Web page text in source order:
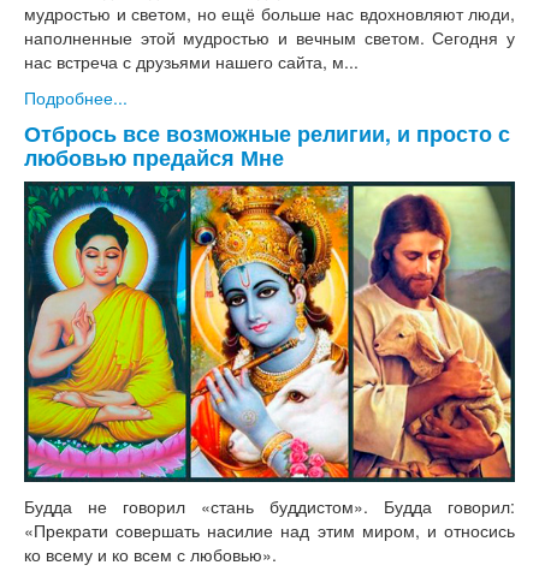
мудростью и светом, но ещё больше нас вдохновляют люди,
наполненные этой мудростью и вечным светом. Сегодня у
нас встреча с друзьями нашего сайта, м...
Подробнее...
Отбрось все возможные религии, и просто с
любовью предайся Мне
Будда не говорил «стань буддистом». Будда говорил:
«Прекрати совершать насилие над этим миром, и относись
ко всему и ко всем с любовью».